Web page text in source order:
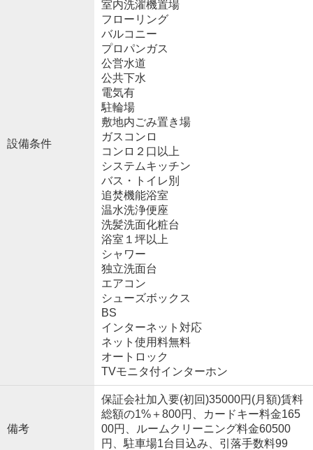
設備条件
室内洗濯機置場
フローリング
バルコニー
プロパンガス
公営水道
公共下水
電気有
駐輪場
敷地内ごみ置き場
ガスコンロ
コンロ２口以上
システムキッチン
バス・トイレ別
追焚機能浴室
温水洗浄便座
洗髪洗面化粧台
浴室１坪以上
シャワー
独立洗面台
エアコン
シューズボックス
BS
インターネット対応
ネット使用料無料
オートロック
TVモニタ付インターホン
備考
保証会社加入要(初回)35000円(月額)賃料
総額の1%＋800円、カードキー料金165
00円、ルームクリーニング料金60500
円、駐車場1台目込み、引落手数料99